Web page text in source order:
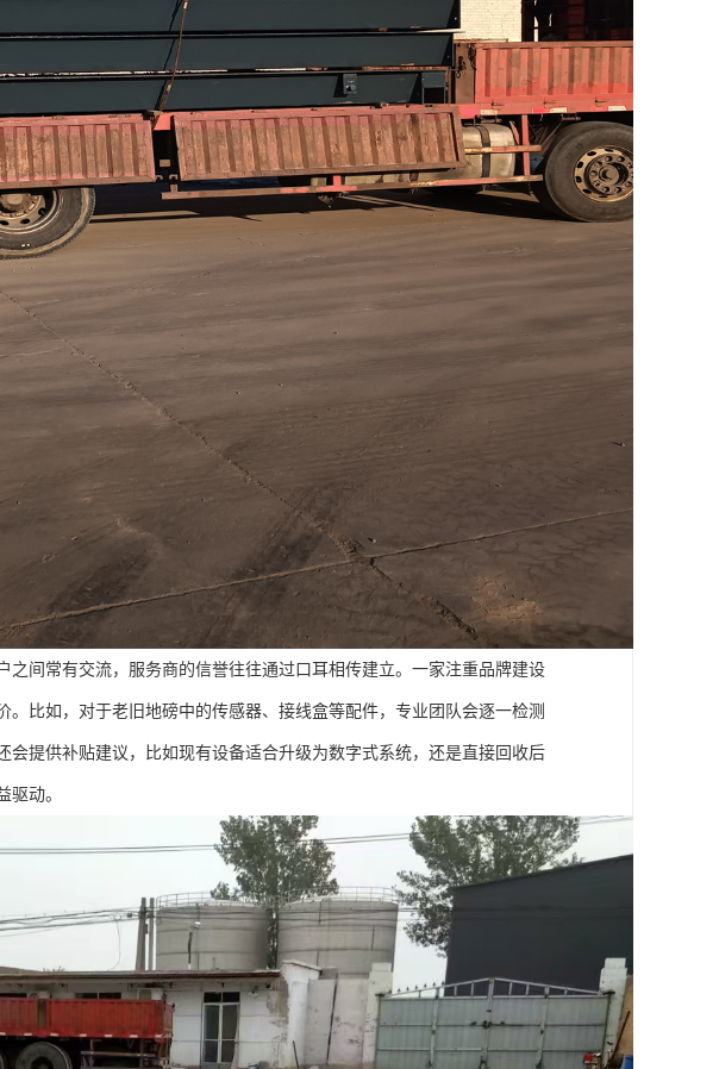
间常有交流，服务商的信誉往往通过口耳相传建立。一家注重品牌建设
比如，对于老旧地磅中的传感器、接线盒等配件，专业团队会逐一检测
提供补贴建议，比如现有设备适合升级为数字式系统，还是直接回收后
驱动。